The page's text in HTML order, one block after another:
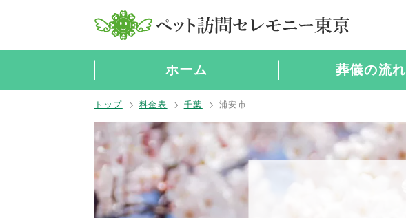
ホーム 葬儀の流れ
トップ 料金表 千葉 浦安市